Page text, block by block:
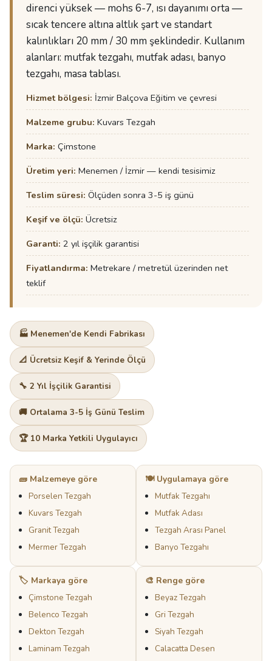
direnci yüksek — mohs 6-7, ısı dayanımı orta —
sıcak tencere altına altlık şart ve standart
kalınlıkları 20 mm / 30 mm şeklindedir. Kullanım
alanları: mutfak tezgahı, mutfak adası, banyo
tezgahı, masa tablası.
Hizmet bölgesi: İzmir Balçova Eğitim ve çevresi
Malzeme grubu: Kuvars Tezgah
Marka: Çimstone
Üretim yeri: Menemen / İzmir — kendi tesisimiz
Teslim süresi: Ölçüden sonra 3-5 iş günü
Keşif ve ölçü: Ücretsiz
Garanti: 2 yıl işçilik garantisi
Fiyatlandırma: Metrekare / metretül üzerinden net
teklif
🏭 Menemen'de Kendi Fabrikası
📐 Ücretsiz Keşif & Yerinde Ölçü
🔧 2 Yıl İşçilik Garantisi
🚚 Ortalama 3-5 İş Günü Teslim
🏆 10 Marka Yetkili Uygulayıcı
🧱 Malzemeye göre
Porselen Tezgah
Kuvars Tezgah
Granit Tezgah
Mermer Tezgah
🍽️ Uygulamaya göre
Mutfak Tezgahı
Mutfak Adası
Tezgah Arası Panel
Banyo Tezgahı
🏷️ Markaya göre
Çimstone Tezgah
Belenco Tezgah
Dekton Tezgah
Laminam Tezgah
🎨 Renge göre
Beyaz Tezgah
Gri Tezgah
Siyah Tezgah
Calacatta Desen